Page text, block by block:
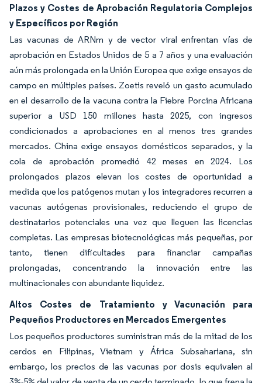
Plazos y Costes de Aprobación Regulatoria Complejos
y Específicos por Región
Las vacunas de ARNm y de vector viral enfrentan vías de
aprobación en Estados Unidos de 5 a 7 años y una evaluación
aún más prolongada en la Unión Europea que exige ensayos de
campo en múltiples países. Zoetis reveló un gasto acumulado
en el desarrollo de la vacuna contra la Fiebre Porcina Africana
superior a USD 150 millones hasta 2025, con ingresos
condicionados a aprobaciones en al menos tres grandes
mercados. China exige ensayos domésticos separados, y la
cola de aprobación promedió 42 meses en 2024. Los
prolongados plazos elevan los costes de oportunidad a
medida que los patógenos mutan y los integradores recurren a
vacunas autógenas provisionales, reduciendo el grupo de
destinatarios potenciales una vez que lleguen las licencias
completas. Las empresas biotecnológicas más pequeñas, por
tanto, tienen dificultades para financiar campañas
prolongadas, concentrando la innovación entre las
multinacionales con abundante liquidez.
Altos Costes de Tratamiento y Vacunación para
Pequeños Productores en Mercados Emergentes
Los pequeños productores suministran más de la mitad de los
cerdos en Filipinas, Vietnam y África Subsahariana, sin
embargo, los precios de las vacunas por dosis equivalen al